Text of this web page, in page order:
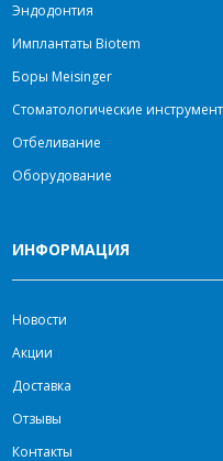
Эндодонтия
Имплантаты Biotem
Боры Meisinger
Стоматологические
Отбеливание
Оборудование
ИНФОРМАЦИЯ
Новости
Акции
Доставка
Отзывы
Контакты